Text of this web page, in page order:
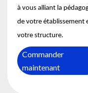
à vous alliant la
de votre établissement
votre structure.
Commander
maintenant